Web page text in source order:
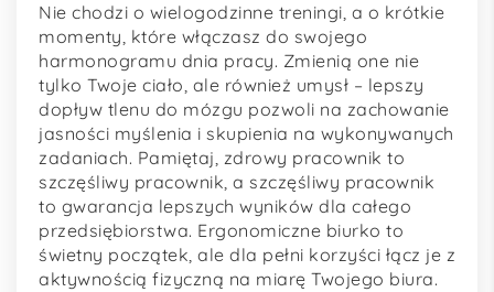
Nie chodzi o wielogodzinne treningi, a o krótkie
momenty, które włączasz do swojego
harmonogramu dnia pracy. Zmienią one nie
tylko Twoje ciało, ale również umysł – lepszy
dopływ tlenu do mózgu pozwoli na zachowanie
jasności myślenia i skupienia na wykonywanych
zadaniach. Pamiętaj, zdrowy pracownik to
szczęśliwy pracownik, a szczęśliwy pracownik
to gwarancja lepszych wyników dla całego
przedsiębiorstwa. Ergonomiczne biurko to
świetny początek, ale dla pełni korzyści łącz je z
aktywnością fizyczną na miarę Twojego biura.